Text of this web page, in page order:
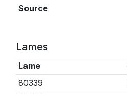
Source
Lames
Lame
80339